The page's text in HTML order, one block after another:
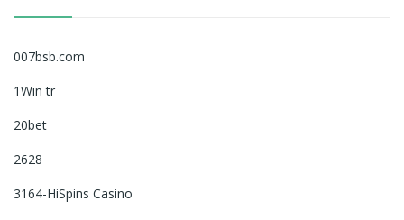
007bsb.com
1Win tr
20bet
2628
3164-HiSpins Casino